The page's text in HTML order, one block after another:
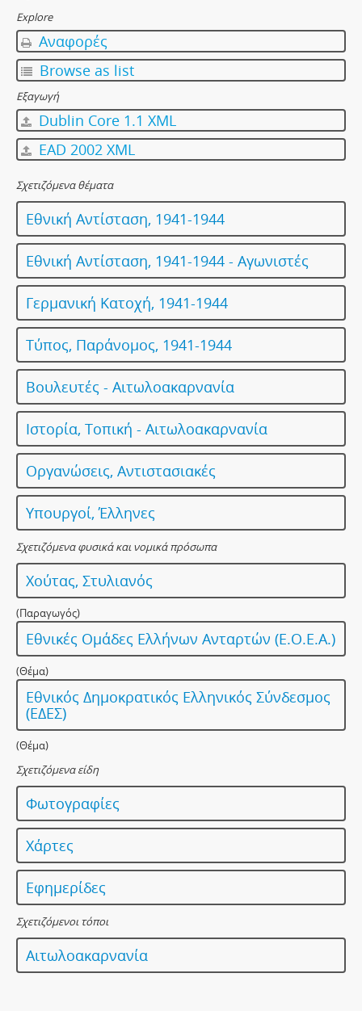
Explore
Αναφορές
Browse as list
Εξαγωγή
Dublin Core 1.1 XML
EAD 2002 XML
Σχετιζόμενα θέματα
Εθνική Αντίσταση, 1941-1944
Εθνική Αντίσταση, 1941-1944 - Αγωνιστές
Γερμανική Κατοχή, 1941-1944
Τύπος, Παράνομος, 1941-1944
Βουλευτές - Αιτωλοακαρνανία
Ιστορία, Τοπική - Αιτωλοακαρνανία
Οργανώσεις, Αντιστασιακές
Υπουργοί, Έλληνες
Σχετιζόμενα φυσικά και νομικά πρόσωπα
Χούτας, Στυλιανός
(Παραγωγός)
Εθνικές Ομάδες Ελλήνων Ανταρτών (Ε.Ο.Ε.Α.)
(Θέμα)
Εθνικός Δημοκρατικός Ελληνικός Σύνδεσμος
(ΕΔΕΣ)
(Θέμα)
Σχετιζόμενα είδη
Φωτογραφίες
Χάρτες
Εφημερίδες
Σχετιζόμενοι τόποι
Αιτωλοακαρνανία